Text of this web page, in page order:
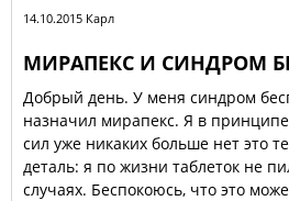
14.10.2015 Карл
МИРАПЕКС И СИНДРОМ
Добрый день. У меня синдром
назначил мирапекс. Я в
сил уже никаких больше нет это
деталь: я по жизни таблеток не
случаях. Беспокоюсь, что это